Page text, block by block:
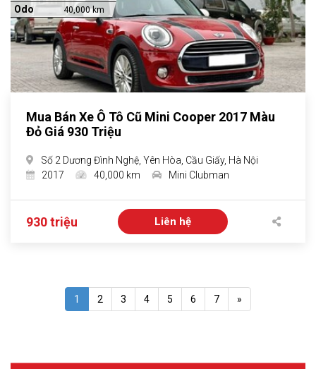
Odo 40,000 km
Mua Bán Xe Ô Tô Cũ Mini Cooper 2017 Màu
Đỏ Giá 930 Triệu
Số 2 Dương Đình Nghệ, Yên Hòa, Cầu Giấy, Hà Nội
2017
40,000 km Mini Clubman
930 triệu Liên hệ
1 2 3 4 5 6 7 »